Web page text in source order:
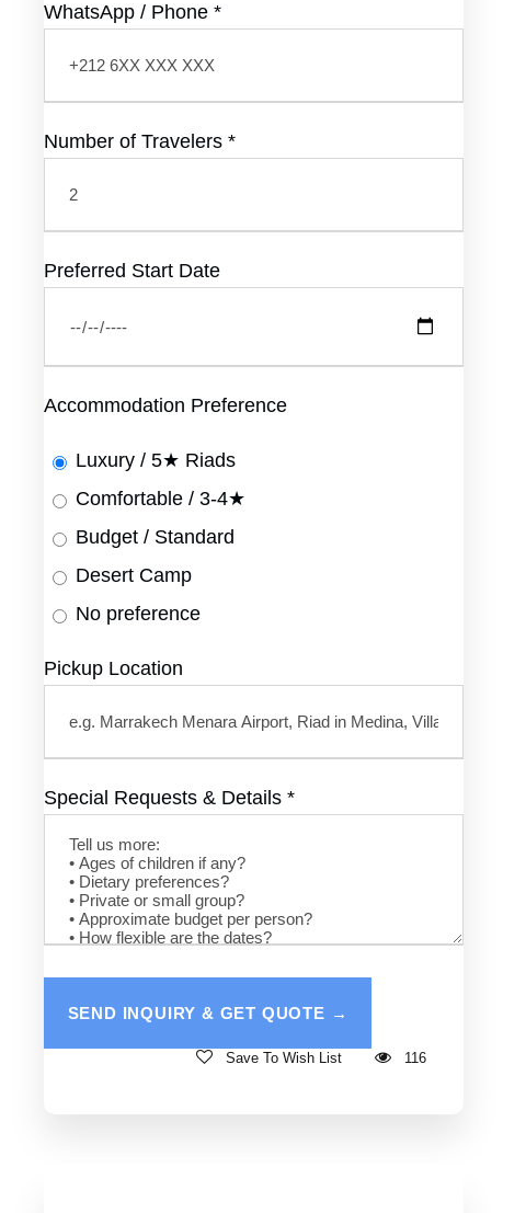
WhatsApp / Phone *
Number of Travelers *
Preferred Start Date
Accommodation Preference
Luxury / 5★ Riads
Comfortable / 3-4★
Budget / Standard
Desert Camp
No preference
Pickup Location
Special Requests & Details *
Save To Wish List 116